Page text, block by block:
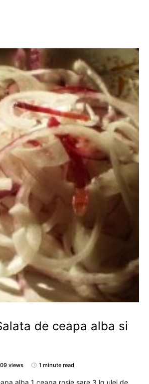
de ceapa alba si
views 1 minute read
alba 1 ceapa rosie sare 3 lg ulei de